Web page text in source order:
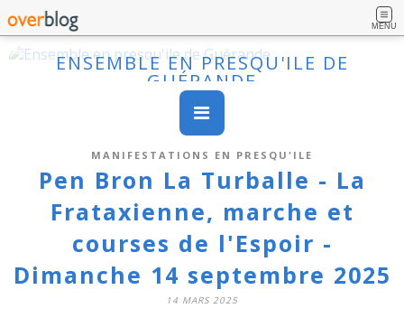
MENU
ENSEMBLE EN PRESQU'ILE DE
GUÉRANDE
MANIFESTATIONS EN PRESQU'ILE
Pen Bron La Turballe - La
Frataxienne, marche et
courses de l'Espoir -
Dimanche 14 septembre 2025
14 MARS 2025